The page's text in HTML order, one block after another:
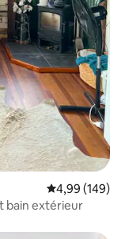
Évaluation
4,99 (149)
bain extérieur